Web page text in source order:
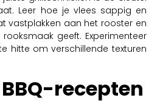
Leer hoe je vlees sappig en
vastplakken aan het rooster en
geeft. Experimenteer
hitte om verschillende texturen
recepten